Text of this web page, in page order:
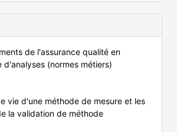
de l'assurance qualité en
d'analyses (normes métiers)
vie d'une méthode de mesure et les
la validation de méthode